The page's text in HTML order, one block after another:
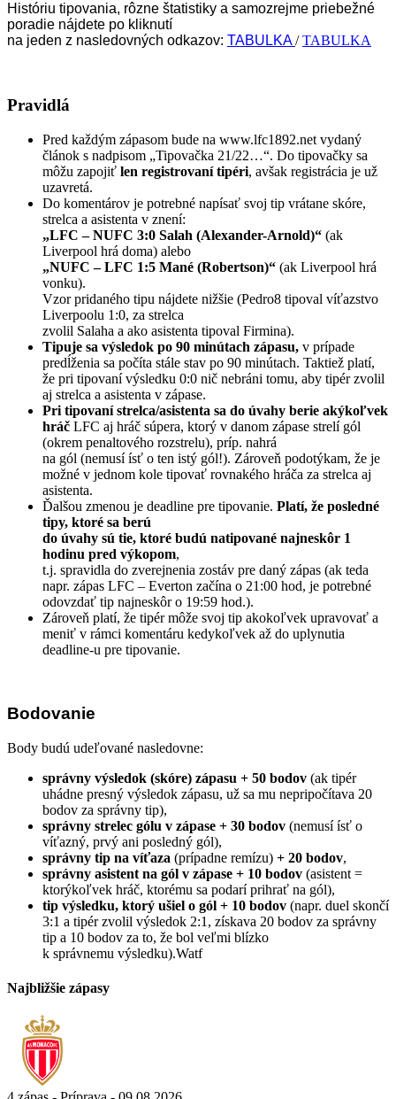
Históriu tipovania, rôzne štatistiky a samozrejme priebežné
poradie nájdete po kliknutí
na jeden z nasledovných odkazov: TABULKA/TABULKA
Pravidlá
Pred každým zápasom bude na www.lfc1892.net vydaný
článok s nadpisom „Tipovačka 21/22…“. Do tipovačky sa
môžu zapojiť len registrovaní tipéri, avšak registrácia je už
uzavretá.
Do komentárov je potrebné napísať svoj tip vrátane skóre,
strelca a asistenta v znení:
„LFC – NUFC 3:0 Salah (Alexander-Arnold)“ (ak
Liverpool hrá doma) alebo
„NUFC – LFC 1:5 Mané (Robertson)“ (ak Liverpool hrá
vonku).
Vzor pridaného tipu nájdete nižšie (Pedro8 tipoval víťazstvo
Liverpoolu 1:0, za strelca
zvolil Salaha a ako asistenta tipoval Firmina).
Tipuje sa výsledok po 90 minútach zápasu, v prípade
predĺženia sa počíta stále stav po 90 minútach. Taktiež platí,
že pri tipovaní výsledku 0:0 nič nebráni tomu, aby tipér zvolil
aj strelca a asistenta v zápase.
Pri tipovaní strelca/asistenta sa do úvahy berie akýkoľvek
hráč LFC aj hráč súpera, ktorý v danom zápase strelí gól
(okrem penaltového rozstrelu), príp. nahrá
na gól (nemusí ísť o ten istý gól!). Zároveň podotýkam, že je
možné v jednom kole tipovať rovnakého hráča za strelca aj
asistenta.
Ďalšou zmenou je deadline pre tipovanie. Platí, že posledné
tipy, ktoré sa berú
do úvahy sú tie, ktoré budú natipované najneskôr 1
hodinu pred výkopom,
t.j. spravidla do zverejnenia zostáv pre daný zápas (ak teda
napr. zápas LFC – Everton začína o 21:00 hod, je potrebné
odovzdať tip najneskôr o 19:59 hod.).
Zároveň platí, že tipér môže svoj tip akokoľvek upravovať a
meniť v rámci komentáru kedykoľvek až do uplynutia
deadline-u pre tipovanie.
Bodovanie
Body budú udeľované nasledovne:
správny výsledok (skóre) zápasu + 50 bodov (ak tipér
uhádne presný výsledok zápasu, už sa mu nepripočítava 20
bodov za správny tip),
správny strelec gólu v zápase + 30 bodov (nemusí ísť o
víťazný, prvý ani posledný gól),
správny tip na víťaza (prípadne remízu) + 20 bodov,
správny asistent na gól v zápase + 10 bodov (asistent =
ktorýkoľvek hráč, ktorému sa podarí prihrať na gól),
tip výsledku, ktorý ušiel o gól + 10 bodov (napr. duel skončí
3:1 a tipér zvolil výsledok 2:1, získava 20 bodov za správny
tip a 10 bodov za to, že bol veľmi blízko
k správnemu výsledku).Watf
Najbližšie zápasy